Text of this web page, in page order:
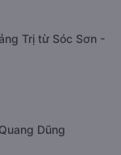
Trị từ Sóc Sơn -
Dũng